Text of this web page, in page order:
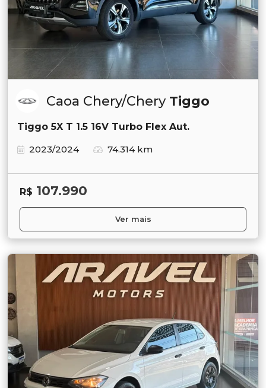
Caoa Chery/Chery Tiggo
Tiggo 5X T 1.5 16V Turbo Flex Aut.
2023/2024
74.314 km
R$ 107.990
Ver mais